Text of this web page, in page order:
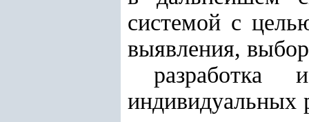
системой с
выявления,
индивидуальных